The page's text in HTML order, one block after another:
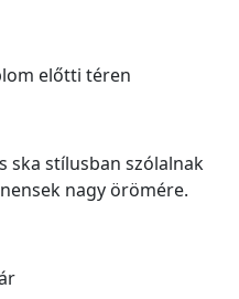
előtti téren
ska stílusban szólalnak
nagy örömére.